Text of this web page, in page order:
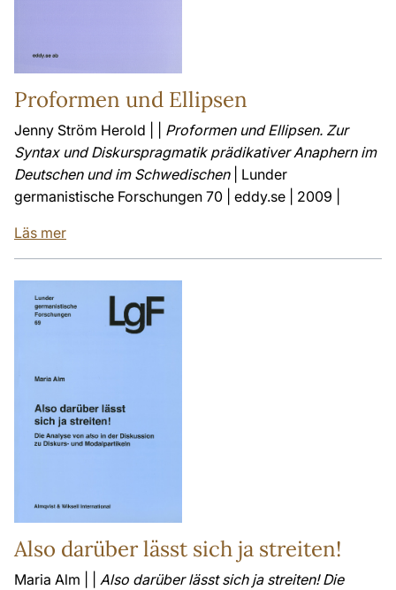
Proformen und Ellipsen
Jenny Ström Herold | | Proformen und Ellipsen. Zur
Syntax und Diskurspragmatik prädikativer Anaphern im
Deutschen und im Schwedischen| Lunder
germanistische Forschungen 70 | eddy.se | 2009 |
Läs mer
Also darüber lässt sich ja streiten!
Maria Alm | | Also darüber lässt sich ja streiten! Die